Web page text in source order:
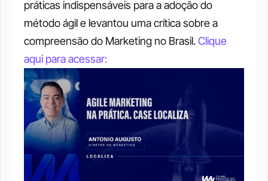
práticas indispensáveis para a adoção do
método ágil e levantou uma crítica sobre a
compreensão do Marketing no Brasil. Clique
aqui para acessar: